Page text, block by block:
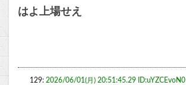
はよ上場せえ
129: 2026/06/01(月) 20:51:45.29 ID:uYZCEvoN0